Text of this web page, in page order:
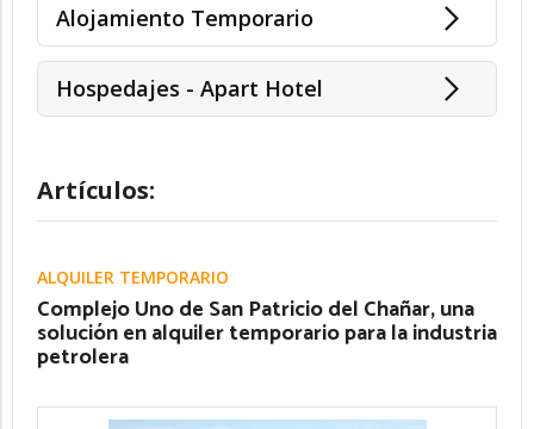
Alojamiento Temporario
Hospedajes - Apart Hotel
Artículos:
ALQUILER TEMPORARIO
Complejo Uno de San Patricio del Chañar, una
solución en alquiler temporario para la industria
petrolera